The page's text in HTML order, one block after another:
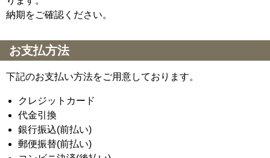
納期をご確認ください。
お支払方法
下記のお支払い方法をご用意しております。
クレジットカード
代金引換
銀行振込(前払い)
郵便振替(前払い)